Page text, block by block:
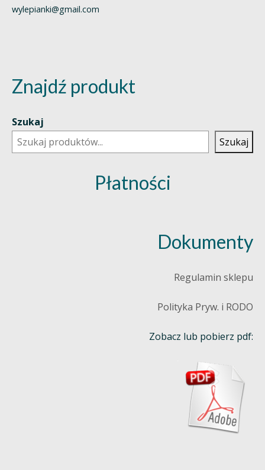
wylepianki@gmail.com
Znajdź produkt
Szukaj
Szukaj
Płatności
Dokumenty
Regulamin sklepu
Polityka Pryw. i RODO
Zobacz lub pobierz pdf: